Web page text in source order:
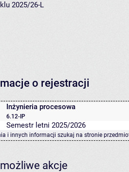
2025/26-L
o rejestracji
Inżynieria procesowa
6.12-IP
Semestr letni 2025/2026
i innych informacji szukaj na stronie
akcje